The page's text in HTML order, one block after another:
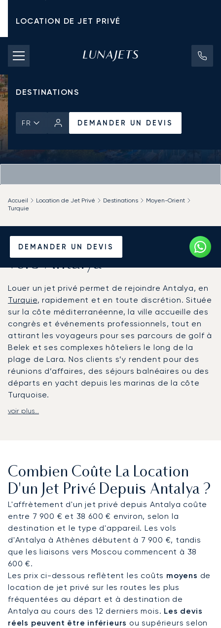
LOCATION DE JET PRIVÉ
TARIFS D'AFFRÈTEMENT
JETS PRIVÉS
DESTINATIONS
FR DEMANDER UN DEVIS
DEMANDER UN DEVIS
Accueil Location de Jet Privé Destinations
Moyen-Orient
Turquie
Louer un Jet Privé depuis et
vers Antalya
Louer un jet privé permet de rejoindre Antalya, en
Turquie, rapidement et en toute discrétion. Située
sur la côte méditerranéenne, la ville accueille des
congrès et événements professionnels, tout en
attirant les voyageurs pour ses parcours de golf à
Belek et ses complexes hôteliers le long de la
plage de Lara. Nos clients s’y rendent pour des
réunions d’affaires, des séjours balnéaires ou des
départs en yacht depuis les marinas de la côte
Turquoise.
LunaJets organise des vols depuis et vers
Des liaisons en hélicoptère sont également
possibles pour rejoindre certaines destinations le
long de la côte.
Nous organisons régulièrement des vols vers la
Turquie et connaissons les contraintes liées à la
saison estivale. Notre équipe vous accompagne
dans l’organisation de votre vol vers Antalya, qu’il
s’agisse d’un déplacement professionnel ou d’un
séjour privé.
voir plus...
Combien Coûte La Location
D'un Jet Privé Depuis Antalya ?
L'affrètement d'un jet privé depuis Antalya coûte
entre 7 900 € et 38 600 € environ, selon la
destination et le type d'appareil. Les vols
d'Antalya à Athènes débutent à 7 900 €, tandis
que les liaisons vers Moscou commencent à 38
600 €.
Les prix ci-dessous reflètent les coûts moyens de
location de jet privé sur les routes les plus
fréquentées au départ et à destination de
Antalya au cours des 12 derniers mois. Les devis
réels peuvent être inférieurs ou supérieurs selon